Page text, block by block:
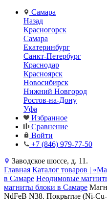
Самара
Назад
Красногорск
Самара
Екатеринбург
Санкт-Петербург
Краснодар
Красноярск
Новосибирск
Нижний Новгород
Ростов-на-Дону
Уфа
Избранное
Сравнение
Войти
+7 (846) 979-77-50
Заводское шоссе, д. 11.
Главная Каталог товаров |
в Самаре Неодимовые
магниты блоки в Самаре
NdFeB N38. Покрытие (Ni-